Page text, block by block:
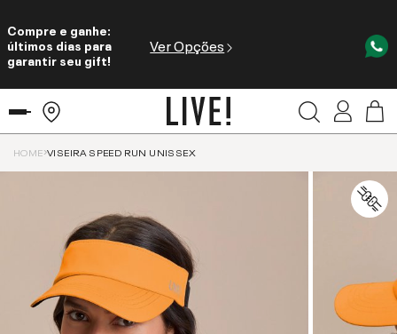
Compre e ganhe:
últimos dias para
garantir seu gift!
Ver Opções
HOME VISEIRA SPEED RUN UNISSEX